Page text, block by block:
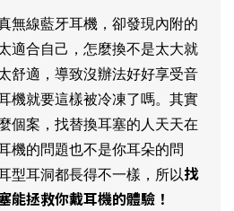
無線藍牙耳機，卻發現內附的
適合自己，怎麼換不是太大就
舒適，導致沒辦法好好享受音
機就要這樣被冷凍了嗎。其實
個案，找替換耳塞的人天天在
機的問題也不是你耳朵的問
型耳洞都長得不一樣，所以找
能拯救你戴耳機的體驗！